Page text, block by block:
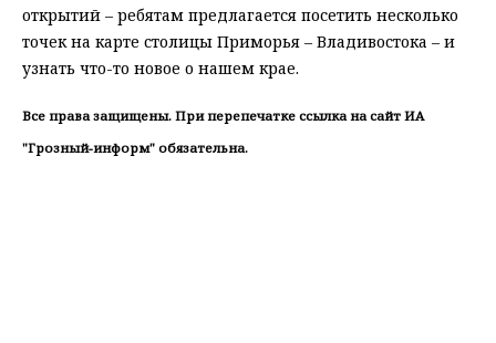
открытий – ребятам предлагается посетить несколько
точек на карте столицы Приморья – Владивостока – и
узнать что-то новое о нашем крае.
Все права защищены. При перепечатке ссылка на сайт ИА
"Грозный-информ" обязательна.